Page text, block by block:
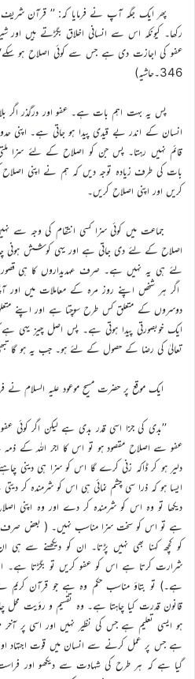
پھر ایک جگہ آپ نے فرمایا کہ: ’’ قرآن شریف
رکھا۔ کیونکہ اس سے انسانی اخلاق بگڑتے ہیں اور
346۔حاشیہ)
پس یہ بہت اہم بات ہے۔ عفو اور درگذر اگر
انسان کے اندر بے قیدی پیدا ہو جاتی ہے۔ اپنی
قائم نہیں رہتا۔ پس جن کو اصلاح کے لئے سزا
بات کی طرف زیادہ توجہ دیں کہ ہم نے اپنی
کریں اور اپنی اصلاح کریں۔
جماعت میں کوئی سزا کسی انتقام کی وجہ سے
اصلاح کے لئے دی جاتی ہے اور یہی کوشش ہونی
لئے ہی یہ نہیں ہے۔ صرف عہدیداروں کا ہی قصور
اگر ہر شخص اپنے روز مرہ کے معاملات میں اور
دوسروں کے متعلق کس طرح سوچتا ہے اور اپنے
ایک خوبصورتی پیدا ہوتی ہے۔ پس اصل چیز یہی
تعالیٰ کی رضا کے حصول کے لئے ہو۔ جب یہ ہو گا
ایک موقع پر حضرت مسیح موعود علیہ السلام نے
’’بدی کی جزا اسی قدر بدی ہے لیکن اگر کوئی
عفو سے اصلاح مقصود ہو تو اس کا اجر اللہ کے ذمہ
دلیر ہو کر ڈاکہ زنی کرے گا اس کو سزا ہی دینی
ایسا ہو کہ ذرا سی چشم نمائی ہی اس کو شرمندہ کر
دیکھا تو وہ اس کو شرمندہ کر دے اور وہ اپنی
ہے تو اس کو سخت سزا مناسب نہیں۔ ( بعض
کو کچھ کہنا بھی نہیں پڑتا۔ ان کو دیکھنے سے
شرارت کرتا ہے اس کو عفو کریں تو بگڑتا
ہے۔) تو بتاؤ مناسب حکم وہ ہے جو قرآن کریم
قانون قدرت کیا چاہتا ہے۔ وہ تقسیم و رؤیت محل
ہو ایسی تعلیم ہے جس کی نظیر نہیں اور اسی پر آخر
ہے جس پر عمل کرنے سے انسان میں قوت اجتہاد
گیا ہے کہ ہر طرح کی شہادت سے دیکھو اور